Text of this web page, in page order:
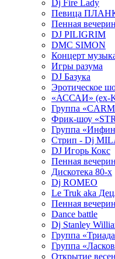
Dj Fire Lady
Певица
Пенная
DJ PILIGRIM
DMC SIMON
Концерт
Игры разума
DJ Базука
Эротическое
«АССАИ» (ex-
Группа
Фрик-шоу
Группа
Стрип - Dj
DJ Игорь Кокс
Пенная
Дискотека 80-х
Dj ROMEO
Le Truk aka
Пенная
Dance battle
Dj Stanley
Группа
Группа
Открытие